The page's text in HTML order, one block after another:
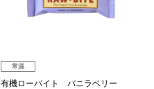
常温
有機ローバイト バニラベリー